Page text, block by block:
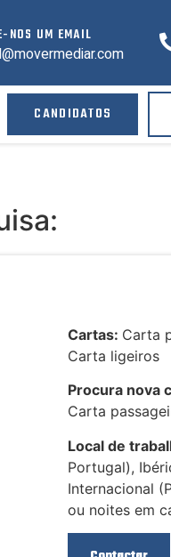
NOS UM EMAIL
CANDIDATOS
Cartas: Carta
Carta ligeiros
Procura nova
Carta
Local de
Portugal),
Internacional
ou noites em